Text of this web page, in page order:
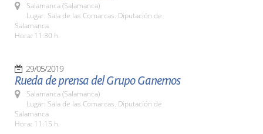
Salamanca (Salamanca)
Lugar: Sala de las Comarcas. Diputación de
Salamanca
Hora: 11:30 h.
29/05/2019
Rueda de prensa del Grupo Ganemos
Salamanca (Salamanca)
Lugar: Sala de las Comarcas. Diputación de
Salamanca
Hora: 11:15 h.